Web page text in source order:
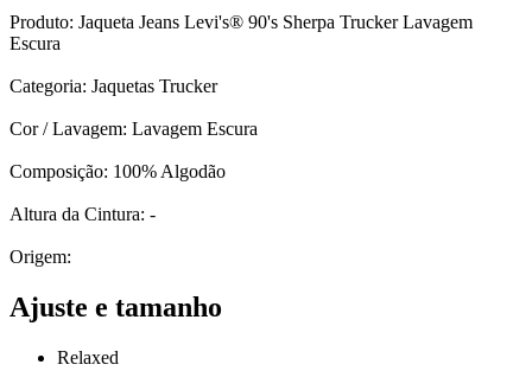
Produto: Jaqueta Jeans Levi's® 90's Sherpa Trucker Lavagem
Escura
Categoria: Jaquetas Trucker
Cor / Lavagem: Lavagem Escura
Composição: 100% Algodão
Altura da Cintura: -
Origem:
Ajuste e tamanho
Relaxed